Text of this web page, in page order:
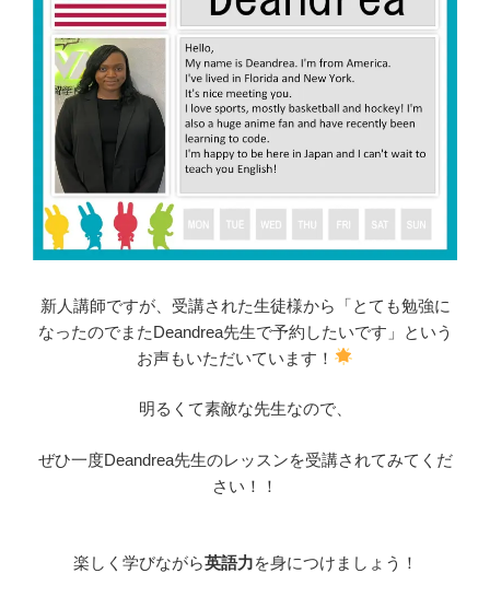
新人講師ですが、受講された生徒様から「とても勉強に
なったのでまたDeandrea先生で予約したいです」という
お声もいただいています！
明るくて素敵な先生なので、
ぜひ一度Deandrea先生のレッスンを受講されてみてくだ
さい！！
楽しく学びながら英語力を身につけましょう！